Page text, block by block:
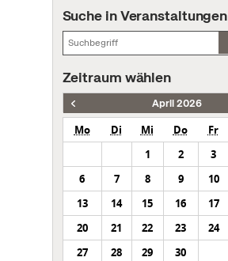
Suche in Veranstaltungen
Zeitraum wählen
April 2026
Mo Di Mi Do Fr
1
2 3
6
7 8 9 10
13
14 15 16 17
20
21 22 23 24
27
28 29 30